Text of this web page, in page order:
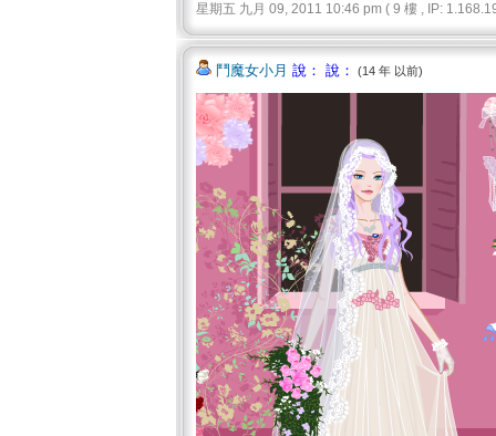
星期五 九月 09, 2011 10:46 pm ( 9 樓 , IP:
鬥魔女小月 說： 說： (14 年 以前)